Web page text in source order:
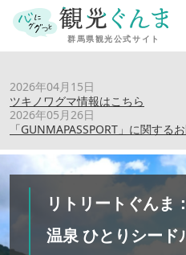
2026年04月15日
ツキノワグマ情報はこちら
2026年05月26日
「GUNMAPASSPORT」に関する
リトリートぐんま：〜ひとり
ル〜 尾瀬・日本百名山めぐ
感 を ♪
リトリートぐんま
温泉 ひとりシード